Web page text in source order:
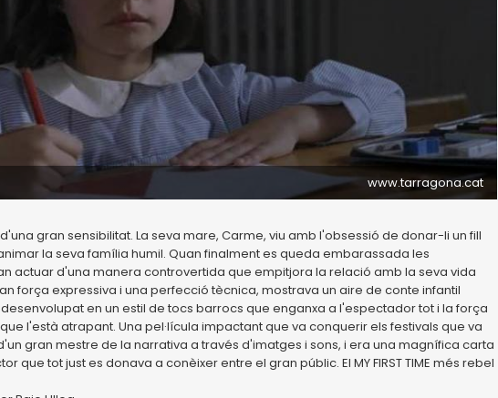
www.tarragona.cat
gran sensibilitat. La seva mare, Carme, viu amb l'obsessió de donar-li un fill
la seva família humil. Quan finalment es queda embarassada les
actuar d'una manera controvertida que empitjora la relació amb la seva vida
força expressiva i una perfecció tècnica, mostrava un aire de conte infantil
en un estil de tocs barrocs que enganxa a l'espectador tot i la força
l'està atrapant. Una pel·lícula impactant que va conquerir els festivals que va
gran mestre de la narrativa a través d'imatges i sons, i era una magnífica carta
que tot just es donava a conèixer entre el gran públic. El MY FIRST TIME més rebel